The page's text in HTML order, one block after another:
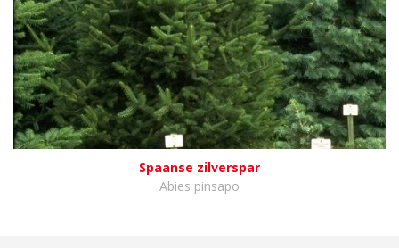
Spaanse zilverspar
Abies pinsapo